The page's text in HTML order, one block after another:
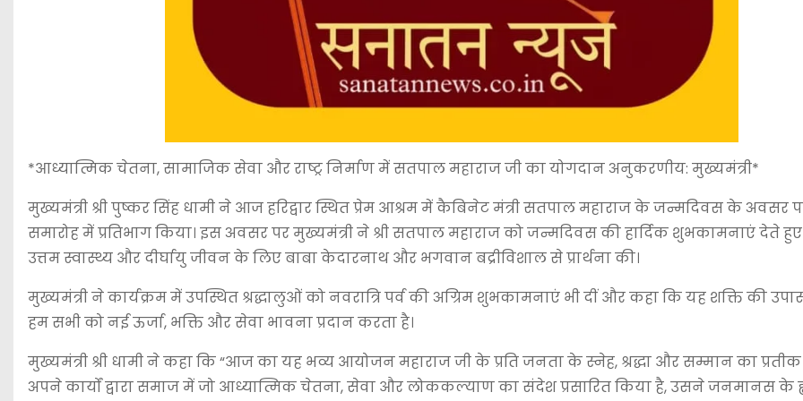
*आध्यात्मिक चेतना, सामाजिक सेवा और राष्ट्र निर्माण में सतपाल महाराज जी का योगदान अनुकरणीय: मुख्यमंत्री*
मुख्यमंत्री श्री पुष्कर सिंह धामी ने आज हरिद्वार स्थित प्रेम आश्रम में कैबिनेट मंत्री सतपाल महाराज के जन्मदिवस के अवसर
समारोह में प्रतिभाग किया। इस अवसर पर मुख्यमंत्री ने श्री सतपाल महाराज को जन्मदिवस की हार्दिक शुभकामनाएं देते
उत्तम स्वास्थ्य और दीर्घायु जीवन के लिए बाबा केदारनाथ और भगवान बद्रीविशाल से प्रार्थना की।
मुख्यमंत्री ने कार्यक्रम में उपस्थित श्रद्धालुओं को नवरात्रि पर्व की अग्रिम शुभकामनाएं भी दीं और कहा कि यह शक्ति की
हम सभी को नई ऊर्जा, भक्ति और सेवा भावना प्रदान करता है।
मुख्यमंत्री श्री धामी ने कहा कि “आज का यह भव्य आयोजन महाराज जी के प्रति जनता के स्नेह, श्रद्धा और सम्मान का प्रतीक
अपने कार्यों द्वारा समाज में जो आध्यात्मिक चेतना, सेवा और लोककल्याण का संदेश प्रसारित किया है, उसने जनमानस के